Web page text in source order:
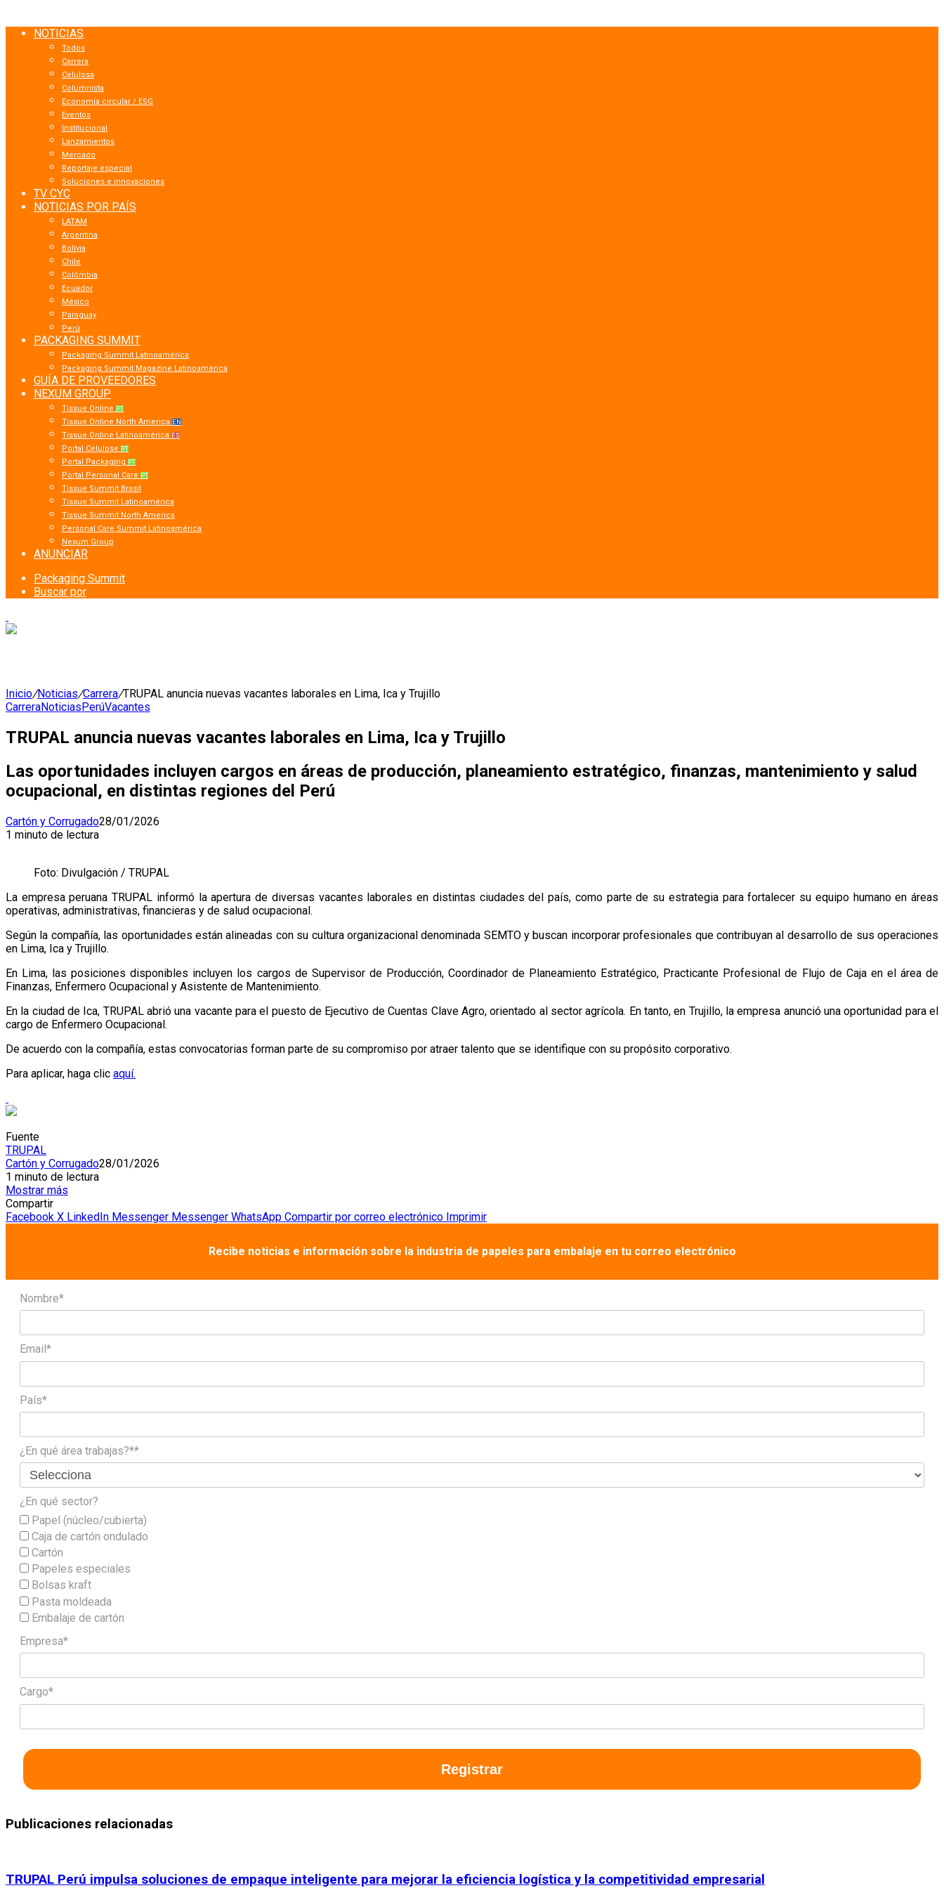
NOTICIAS
Todos
Carrera
Celulosa
Columnista
Economía circular / ESG
Eventos
Institucional
Lanzamientos
Mercado
Reportaje especial
Soluciones e innovaciones
TV CYC
NOTICIAS POR PAÍS
LATAM
Argentina
Bolivia
Chile
Colômbia
Ecuador
México
Paraguay
Perú
PACKAGING SUMMIT
Packaging Summit Latinoamérica
Packaging Summit Magazine Latinoamérica
GUÍA DE PROVEEDORES
NEXUM GROUP
Tissue Online PT
Tissue Online North America EN
Tissue Online Latinoamérica ES
Portal Celulose PT
Portal Packaging PT
Portal Personal Care PT
Tissue Summit Brasil
Tissue Summit Latinoamérica
Tissue Summit North America
Personal Care Summit Latinoamérica
Nexum Group
ANUNCIAR
Packaging Summit
Buscar por
Inicio/Noticias/Carrera/TRUPAL anuncia nuevas vacantes laborales en Lima, Ica y Trujillo
CarreraNoticiasPerúVacantes
TRUPAL anuncia nuevas vacantes laborales en Lima, Ica y Trujillo
Las oportunidades incluyen cargos en áreas de producción, planeamiento estratégico, finanzas, mantenimiento y salud
ocupacional, en distintas regiones del Perú
Cartón y Corrugado28/01/2026
1 minuto de lectura
Foto: Divulgación / TRUPAL
La empresa peruana TRUPAL informó la apertura de diversas vacantes laborales en distintas ciudades del país, como parte de su estrategia para fortalecer su equipo humano en áreas
operativas, administrativas, financieras y de salud ocupacional.
Según la compañía, las oportunidades están alineadas con su cultura organizacional denominada SEMTO y buscan incorporar profesionales que contribuyan al desarrollo de sus operaciones
en Lima, Ica y Trujillo.
En Lima, las posiciones disponibles incluyen los cargos de Supervisor de Producción, Coordinador de Planeamiento Estratégico, Practicante Profesional de Flujo de Caja en el área de
Finanzas, Enfermero Ocupacional y Asistente de Mantenimiento.
En la ciudad de Ica, TRUPAL abrió una vacante para el puesto de Ejecutivo de Cuentas Clave Agro, orientado al sector agrícola. En tanto, en Trujillo, la empresa anunció una oportunidad para el
cargo de Enfermero Ocupacional.
De acuerdo con la compañía, estas convocatorias forman parte de su compromiso por atraer talento que se identifique con su propósito corporativo.
Para aplicar, haga clic aquí.
Fuente
TRUPAL
Cartón y Corrugado28/01/2026
1 minuto de lectura
Mostrar más
Compartir
Facebook X LinkedIn Messenger Messenger WhatsApp Compartir por correo electrónico Imprimir
Recibe noticias e información sobre la industria de papeles para embalaje en tu correo electrónico
Nombre*
Email*
País*
¿En qué área trabajas?**
¿En qué sector?
Papel (núcleo/cubierta)
Caja de cartón ondulado
Cartón
Papeles especiales
Bolsas kraft
Pasta moldeada
Embalaje de cartón
Empresa*
Cargo*
Registrar
Publicaciones relacionadas
TRUPAL Perú impulsa soluciones de empaque inteligente para mejorar la eficiencia logística y la competitividad empresarial